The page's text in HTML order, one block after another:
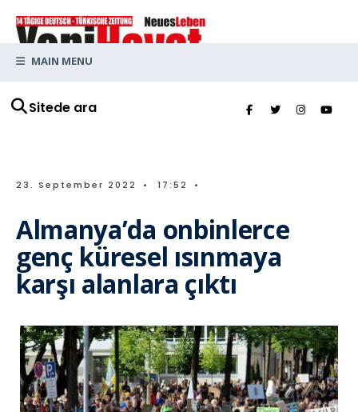
Sitede ara
MAIN MENU
23. September 2022 • 17:52 •
Almanya’da onbinlerce
genç küresel ısınmaya
karşı alanlara çıktı